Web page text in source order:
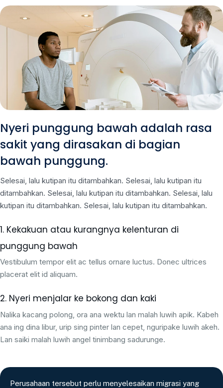
Nyeri punggung bawah adalah rasa
sakit yang dirasakan di bagian
bawah punggung.
Selesai, lalu kutipan itu ditambahkan. Selesai, lalu kutipan itu
ditambahkan. Selesai, lalu kutipan itu ditambahkan. Selesai, lalu
kutipan itu ditambahkan. Selesai, lalu kutipan itu ditambahkan.
1. Kekakuan atau kurangnya kelenturan di
punggung bawah
Vestibulum tempor elit ac tellus ornare luctus. Donec ultrices
placerat elit id aliquam.
2. Nyeri menjalar ke bokong dan kaki
Nalika kacang polong, ora ana wektu lan malah luwih apik. Kabeh
ana ing dina libur, urip sing pinter lan cepet, nguripake luwih akeh.
Lan saiki malah luwih angel tinimbang sadurunge.
Perusahaan tersebut perlu menyelesaikan migrasi yang